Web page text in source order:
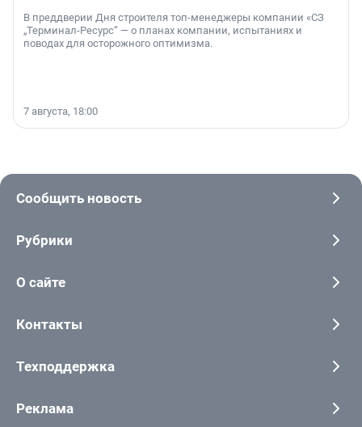
В преддверии Дня строителя топ-менеджеры компании «СЗ
„Терминал-Ресурс“ — о планах компании, испытаниях и
поводах для осторожного оптимизма.
7 августа, 18:00
Сообщить новость
Рубрики
О сайте
Контакты
Техподдержка
Реклама